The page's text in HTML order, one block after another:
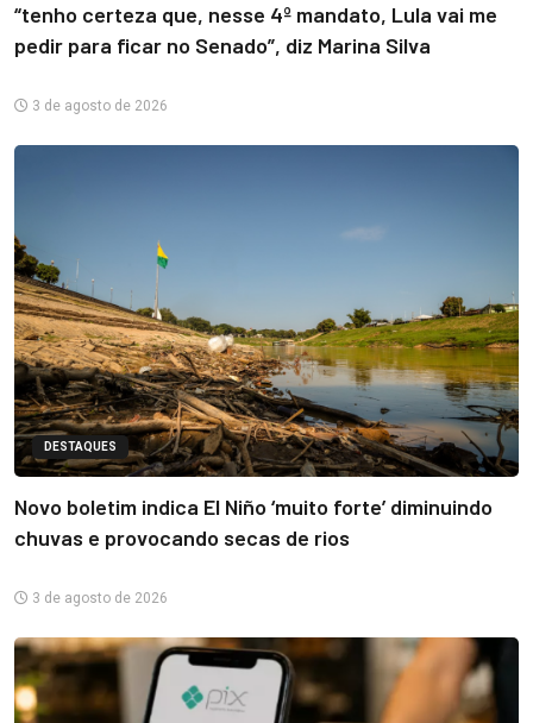
“tenho certeza que, nesse 4º mandato, Lula vai me
pedir para ficar no Senado”, diz Marina Silva
3 de agosto de 2026
DESTAQUES
Novo boletim indica El Niño ‘muito forte’ diminuindo
chuvas e provocando secas de rios
3 de agosto de 2026